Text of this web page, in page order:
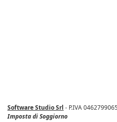
Software Studio Srl - P.IVA
Imposta di Soggiorno